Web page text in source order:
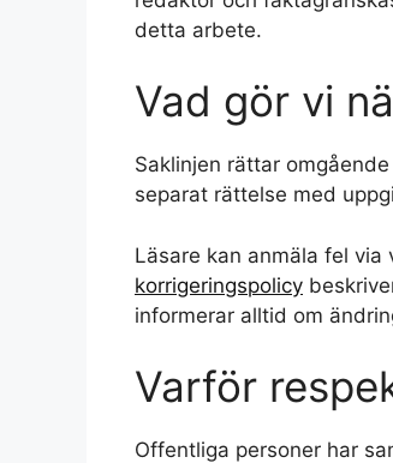
detta arbete.
Vad gör vi
Saklinjen rättar
separat rättelse med
Läsare kan anmäla fel via
korrigeringspolicy
informerar alltid om
Varför
Offentliga personer har